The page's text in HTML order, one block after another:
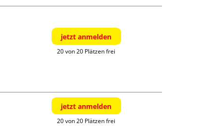
jetzt anmelden
20 von 20 Plätzen frei
jetzt anmelden
20 von 20 Plätzen frei